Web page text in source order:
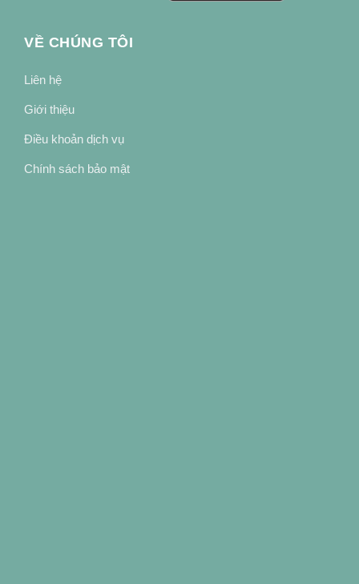
VỀ CHÚNG TÔI
Liên hệ
Giới thiệu
Điều khoản dịch vụ
Chính sách bảo mật